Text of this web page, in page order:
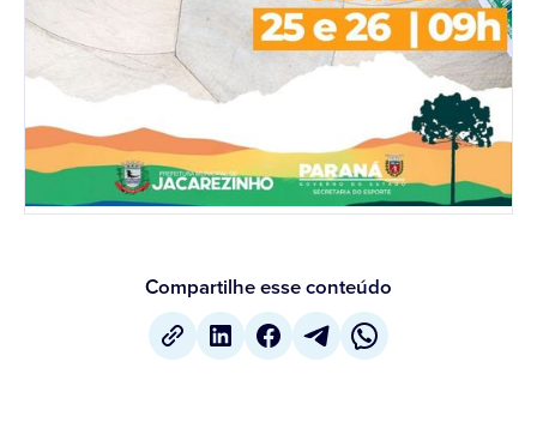
Compartilhe esse conteúdo